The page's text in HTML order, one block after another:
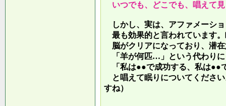
いつでも、どこでも、唱えて
しかし、実は、アファメーシ
最も効果的と言われています
脳がクリアになっており、潜
「羊が何匹…」という代わりに
「私は●●で成功する、私は●●
と唱えて眠りについてくださ
すね）